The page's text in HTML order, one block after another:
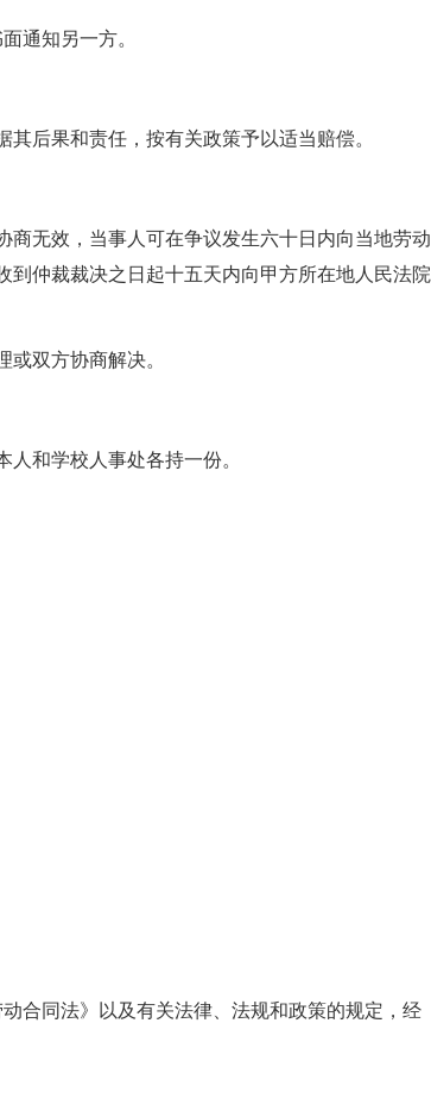
通知另一方。
后果和责任，按有关政策予以适当赔偿。
无效，当事人可在争议发生六十日内向当地劳动
仲裁裁决之日起十五天内向甲方所在地人民法院
双方协商解决。
和学校人事处各持一份。
合同法》以及有关法律、法规和政策的规定，经